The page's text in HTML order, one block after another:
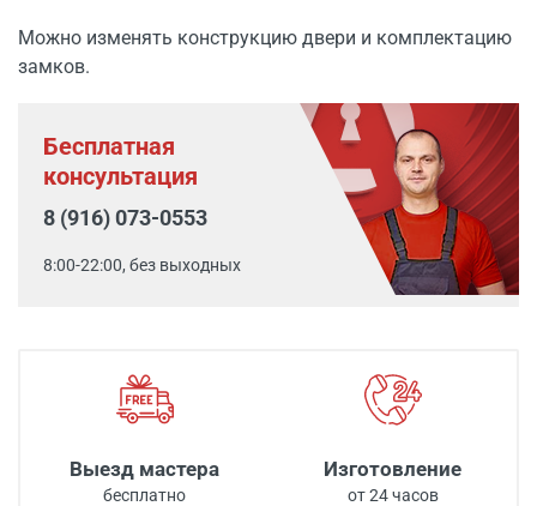
Можно изменять конструкцию двери и комплектацию
замков.
Бесплатная
консультация
8 (916) 073-0553
8:00-22:00, без выходных
Выезд мастера
бесплатно
Изготовление
от 24 часов